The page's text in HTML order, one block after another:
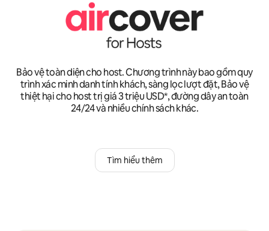
Bảo vệ toàn diện cho host. Chương trình này bao gồm quy
trình xác minh danh tính khách, sàng lọc lượt đặt, Bảo vệ
thiệt hại cho host trị giá 3 triệu USD*, đường dây an toàn
24/24 và nhiều chính sách khác.
Tìm hiểu thêm